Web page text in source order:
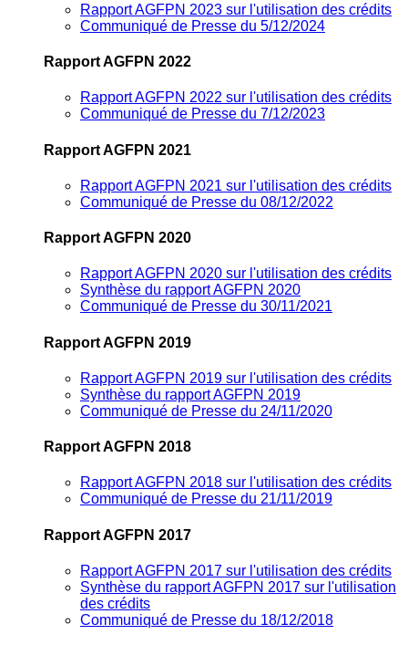
Rapport AGFPN 2023 sur l'utilisation des crédits
Communiqué de Presse du 5/12/2024
Rapport AGFPN 2022
Rapport AGFPN 2022 sur l'utilisation des crédits
Communiqué de Presse du 7/12/2023
Rapport AGFPN 2021
Rapport AGFPN 2021 sur l'utilisation des crédits
Communiqué de Presse du 08/12/2022
Rapport AGFPN 2020
Rapport AGFPN 2020 sur l'utilisation des crédits
Synthèse du rapport AGFPN 2020
Communiqué de Presse du 30/11/2021
Rapport AGFPN 2019
Rapport AGFPN 2019 sur l'utilisation des crédits
Synthèse du rapport AGFPN 2019
Communiqué de Presse du 24/11/2020
Rapport AGFPN 2018
Rapport AGFPN 2018 sur l'utilisation des crédits
Communiqué de Presse du 21/11/2019
Rapport AGFPN 2017
Rapport AGFPN 2017 sur l'utilisation des crédits
Synthèse du rapport AGFPN 2017 sur l'utilisation
des crédits
Communiqué de Presse du 18/12/2018